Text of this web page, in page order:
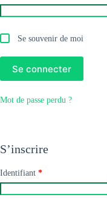
Se souvenir de moi
Se connecter
Mot de passe perdu ?
S’inscrire
Identifiant *Obligatoire